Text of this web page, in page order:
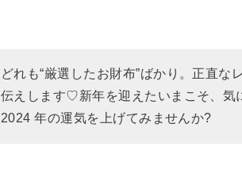
どれも“厳選したお財布”ばかり。正直な
伝えします♡新年を迎えたいまこそ、気
2024 年の運気を上げてみませんか?